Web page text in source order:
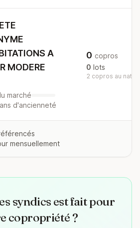
A
MODERE
marché
d'ancienneté
0 copros
0 lots
2 copros au
mensuellement
syndics est fait pour
copropriété ?